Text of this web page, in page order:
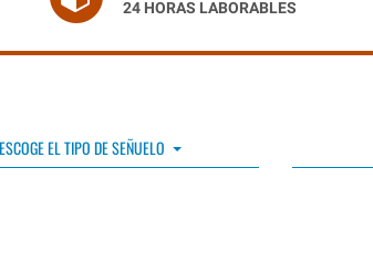
24 HORAS LABORABLES
ESCOGE EL TIPO DE SEÑUELO